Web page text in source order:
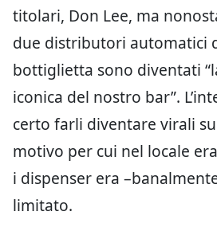
titolari, Don Lee, ma
due distributori automatici
bottiglietta sono diventati
iconica del nostro bar”.
certo farli diventare virali
motivo per cui nel locale
i dispenser era
limitato.